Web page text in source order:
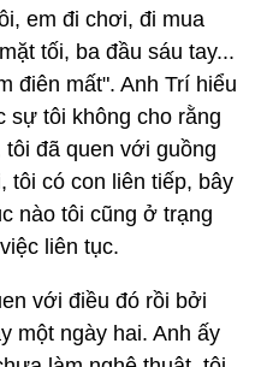
em đi chơi, đi mua
tối, ba đầu sáu tay...
điên mất". Anh Trí hiểu
sự tôi không cho rằng
đã quen với guồng
tôi có con liên tiếp, bây
nào tôi cũng ở trạng
liên tục.
với điều đó rồi bởi
một ngày hai. Anh ấy